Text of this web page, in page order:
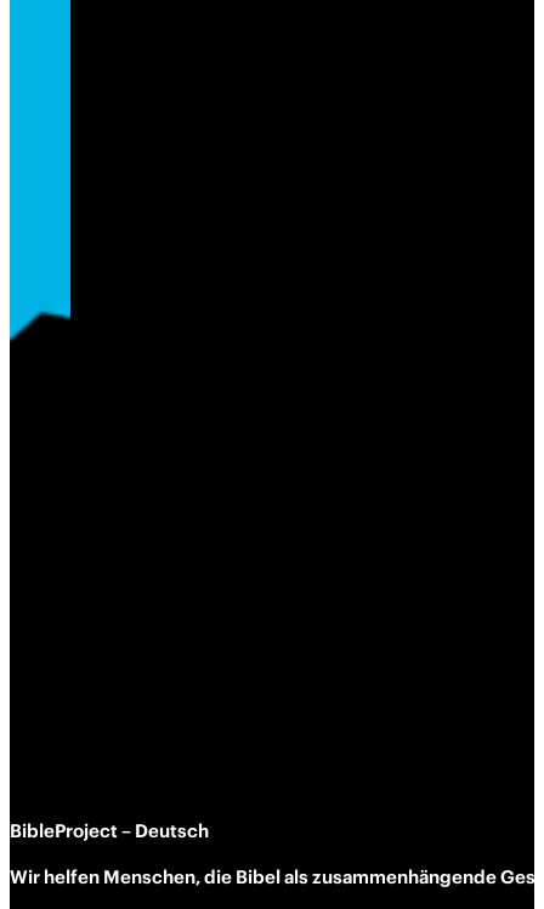
BibleProject – Deutsch
Wir helfen Menschen, die Bibel als zusammen­hängende